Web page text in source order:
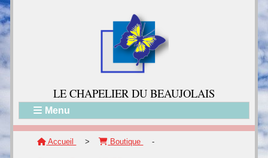
LE CHAPELIER DU BEAUJOLAIS
Menu
Accueil > Boutique -